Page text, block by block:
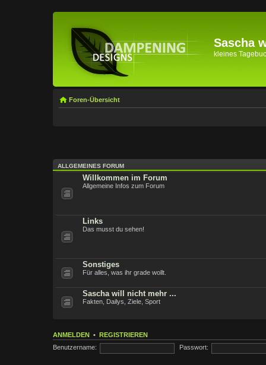
Sascha
kleines
Foren-Übersicht
ALLGEMEINES FORUM
Willkommen im Forum
Allgemeine Infos zum Forum
Links
Das musst du sehen!
Sonstiges
Für alles, was ihr grade wollt.
Sascha will nicht mehr ...
Fakten, Dailys, Ziele, Sport
ANMELDEN• REGISTRIEREN
Benutzername:
Passwort: